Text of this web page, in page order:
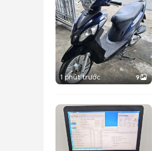
1 phút trước 9